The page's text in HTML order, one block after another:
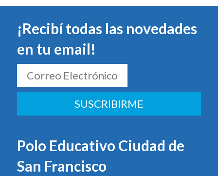
¡Recibí todas las novedades
en tu email!
SUSCRIBIRME
Polo Educativo Ciudad de
San Francisco